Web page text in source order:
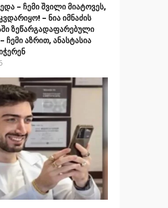
– ჩემი შვილი მიატოვეს,
– ნია იმნაძის
ზეწარგადაფარებული
ჩემი აზრით, ანასტასია